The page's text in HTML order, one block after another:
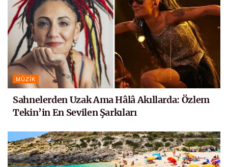
MÜZIK
Sahnelerden Uzak Ama Hâlâ Akıllarda: Özlem
Tekin’in En Sevilen Şarkıları